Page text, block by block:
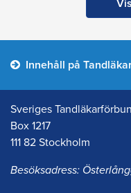
Innehåll på
Sveriges
Box 1217
111 82 Stockholm
Besöksadress: